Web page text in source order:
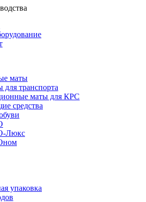
маты
для транспорта
маты для КРС
средства
Люкс
упаковка